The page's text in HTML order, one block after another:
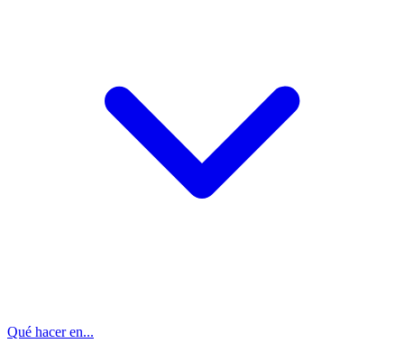
Qué hacer en...